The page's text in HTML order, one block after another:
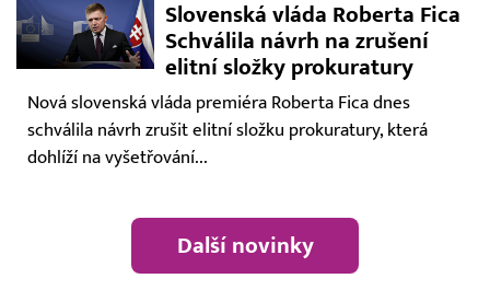
Slovenská vláda Roberta Fica
Schválila návrh na zrušení
elitní složky prokuratury
Nová slovenská vláda premiéra Roberta Fica dnes
schválila návrh zrušit elitní složku prokuratury, která
dohlíží na vyšetřování...
Další novinky